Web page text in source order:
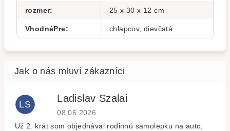
rozmer: 25 x 30 x 12 cm
VhodnéPre: chlapcov, dievčatá
LS
Ladislav Szalai
Hodnocení obchodu je 5 z 5 hvězdiček.
08.06.2026
Už 2. krát som objednával rodinnú samolepku na auto,